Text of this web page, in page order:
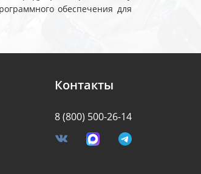
обеспечения для
Контакты
8 (800) 500-26-14